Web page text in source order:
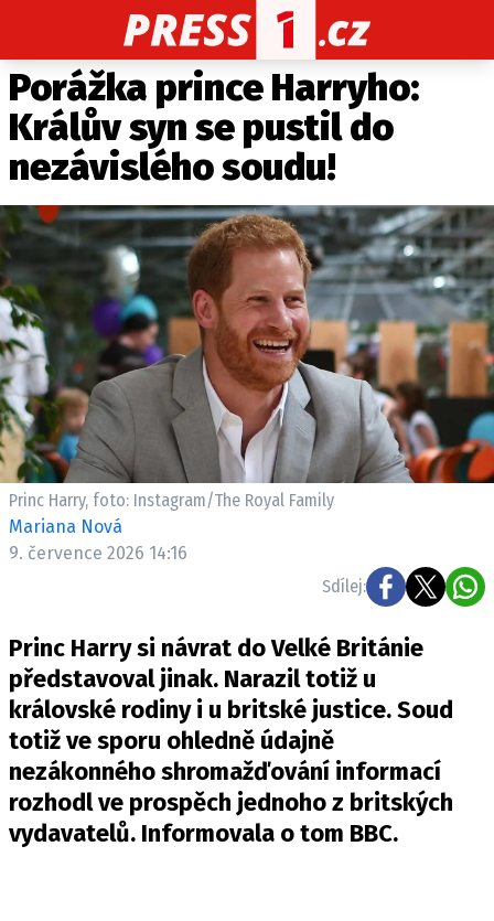
CELEBRITY NOVINKY SPORT POČASÍ
Máte příběh, fotku nebo video?
Pošlete e-mail na PRESS1.cz
O NÁS
O REDAKCI
KONTAKT
VYDAVATEL
Porážka prince Harryho:
Králův syn se pustil do
nezávislého soudu!
Princ Harry, foto: Instagram/The Royal Family
Mariana Nová
9. července 2026 14:16
Sdílej:
Princ Harry si návrat do Velké Británie
představoval jinak. Narazil totiž u
královské rodiny i u britské justice. Soud
totiž ve sporu ohledně údajně
nezákonného shromažďování informací
rozhodl ve prospěch jednoho z britských
vydavatelů. Informovala o tom BBC.